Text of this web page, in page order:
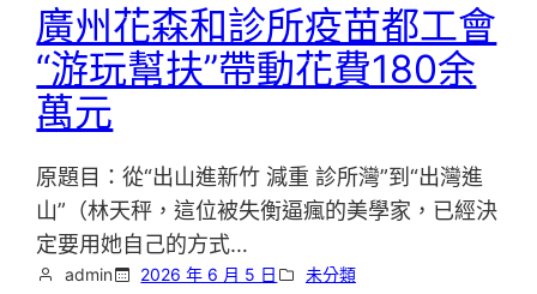
廣州花森和診所疫苗都工會
“游玩幫扶”帶動花費180余
萬元
原題目：從“出山進新竹 減重 診所灣”到“出灣進
山”（林天秤，這位被失衡逼瘋的美學家，已經決
定要用她自己的方式…
admin 2026 年 6 月 5 日 未分類